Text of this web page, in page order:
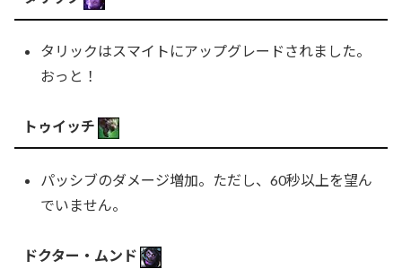
タリックはスマイトにアップグレードされました。
おっと！
トゥイッチ
パッシブのダメージ増加。ただし、60秒以上を望ん
でいません。
ドクター・ムンド